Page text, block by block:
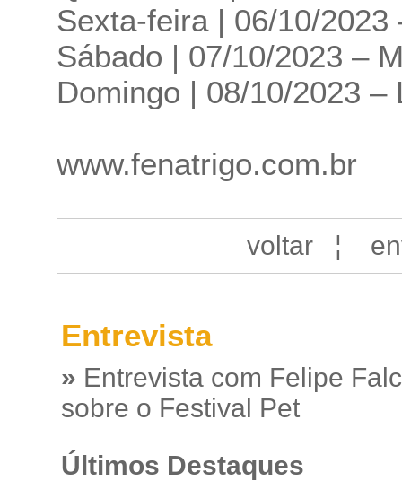
Sexta-feira | 06/10/2023
Sábado | 07/10/2023 –
Domingo | 08/10/2023 –
www.fenatrigo.com.br
voltar¦
Entrevista
» Entrevista com Felipe
sobre o Festival Pet
Últimos Destaques